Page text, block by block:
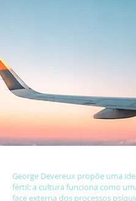
George Devereux propõe uma
fértil: a cultura funciona como
face externa dos processos